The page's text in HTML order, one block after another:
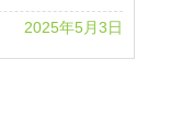
2025年5月3日